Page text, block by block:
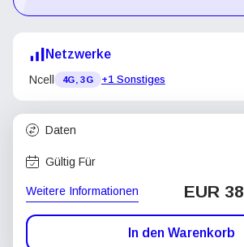
Netzwerke
Ncell 4G, 3G +1 Sonstiges
Daten
Gültig Für
Weitere Informationen EUR 38
In den Warenkorb